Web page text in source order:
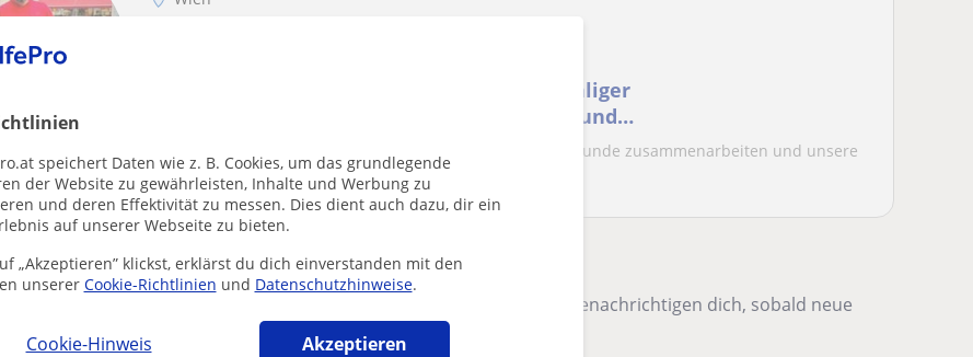
speichert Daten wie z. B. Cookies, um das grundlegende
der Website zu gewährleisten, Inhalte und Werbung zu
und deren Effektivität zu messen. Dies dient auch dazu, dir ein
auf unserer Webseite zu bieten.
„Akzeptieren” klickst, erklärst du dich einverstanden mit den
unserer Cookie-Richtlinien und Datenschutzhinweise.
Cookie-Hinweis Akzeptieren
Handballtrainer und Übungstrainer, ehemaliger
Spieler der syrischen Handballmannschaft und
In der Realität oder online. Wir werden als Familie und Freunde zusammenarbeiten und unsere
Ziele erreichen. Du kannst mir gerne alle Frage...
dass deine Suche sehr spezifisch ist.
Suche an, um mehr Ergebnisse zu sehen, oder speichere sie – wir benachrichtigen dich, sobald neue
verfügbar sind.